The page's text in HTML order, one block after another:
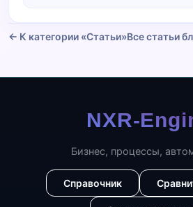
← К категории «Статьи»Все статьи
Бизнес, процессы,
Справочник